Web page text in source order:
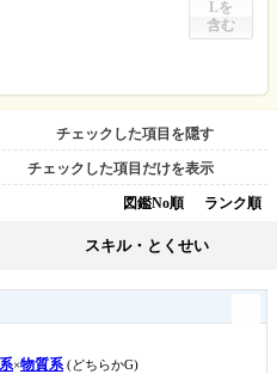
Lを
含む
チェックした項目を隠す
チェックした項目だけを表示
図鑑No順 ランク順
スキル・とくせい
×物質系 (どちらかG)